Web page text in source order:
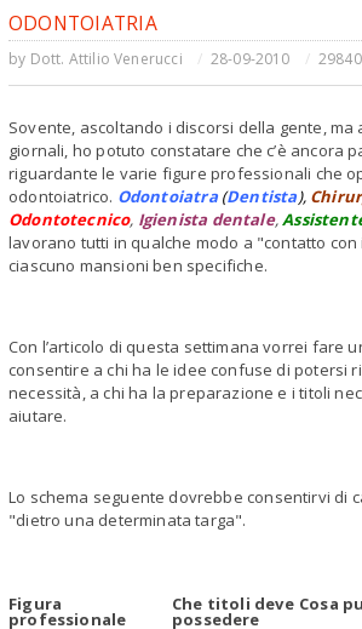
ODONTOIATRIA
by Dott. Attilio Venerucci 28-09-2010
Sovente, ascoltando i discorsi della gente, ma
giornali, ho potuto constatare che c’è ancora
riguardante le varie figure professionali che
odontoiatrico. Odontoiatra (Dentista),
Odontotecnico, Igienista dentale,
lavorano tutti in qualche modo a "contatto
ciascuno mansioni ben specifiche.
Con l’articolo di questa settimana vorrei fare
consentire a chi ha le idee confuse di potersi
necessità, a chi ha la preparazione e i titoli
aiutare.
Lo schema seguente dovrebbe consentirvi di
"dietro una determinata targa".
Figura
professionale
Che titoli deve
possedere
Cosa